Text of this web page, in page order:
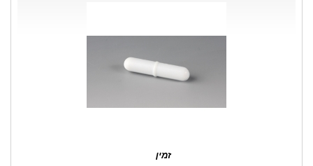
זמין